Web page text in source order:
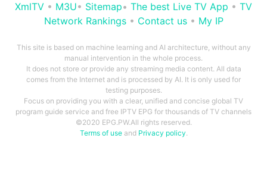
XmlTV • M3U• Sitemap• The best Live TV App • TV
Network Rankings• Contact us• My IP
This site is based on machine learning and AI architecture, without any
manual intervention in the whole process.
It does not store or provide any streaming media content. All data
comes from the Internet and is processed by AI. It is only used for
testing purposes.
Focus on providing you with a clear, unified and concise global TV
program guide service and free IPTV EPG for thousands of TV channels
©2020 EPG.PW.All rights reserved.
Terms of useand Privacy policy.